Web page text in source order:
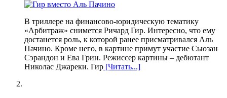
В триллере на финансово-юридическую тематику
«Арбитраж» снимется Ричард Гир. Интересно, что ему
достанется роль, к которой ранее присматривался Аль
Пачино. Кроме него, в картине примут участие Сьюзан
Сэрандон и Ева Грин. Режиссер картины – дебютант
Николас Джареки. Гир [Читать...]